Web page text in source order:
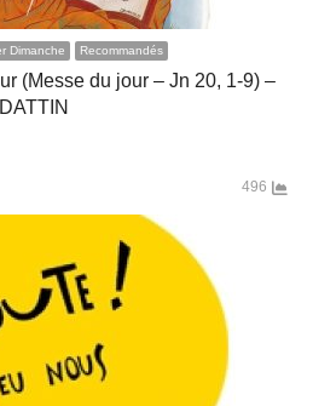
Dimanche Recommandés
(Messe du jour – Jn 20, 1-9) –
496